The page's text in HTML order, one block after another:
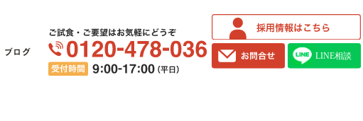
ブログ
ご試食・ご要望はお気軽にどうぞ